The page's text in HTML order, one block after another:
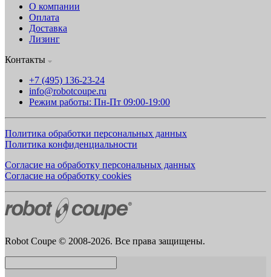
О компании
Оплата
Доставка
Лизинг
Контакты
+7 (495) 136-23-24
info@robotcoupe.ru
Режим работы: Пн-Пт 09:00-19:00
Политика обработки персональных данных
Политика конфиденциальности
Согласие на обработку персональных данных
Согласие на обработку cookies
Robot Coupe © 2008-2026. Все права защищены.